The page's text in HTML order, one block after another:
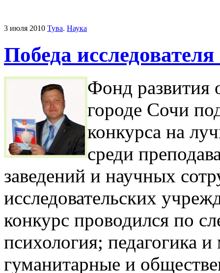
3 июля 2010 Тува. Наука
Победа
Фонд развития
городе Сочи
конкурса на
среди
заведений и научных
исследовательских
конкурс проводился по
психология; педагогика
гуманитарные и